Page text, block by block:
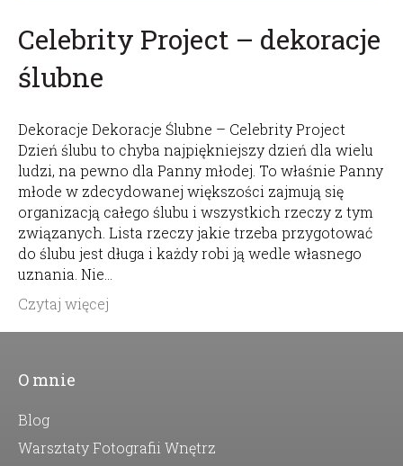
Celebrity Project – dekoracje
ślubne
Dekoracje Dekoracje Ślubne – Celebrity Project
Dzień ślubu to chyba najpiękniejszy dzień dla wielu
ludzi, na pewno dla Panny młodej. To właśnie Panny
młode w zdecydowanej większości zajmują się
organizacją całego ślubu i wszystkich rzeczy z tym
związanych. Lista rzeczy jakie trzeba przygotować
do ślubu jest długa i każdy robi ją wedle własnego
uznania. Nie…
Czytaj więcej
O mnie
Blog
Warsztaty Fotografii Wnętrz